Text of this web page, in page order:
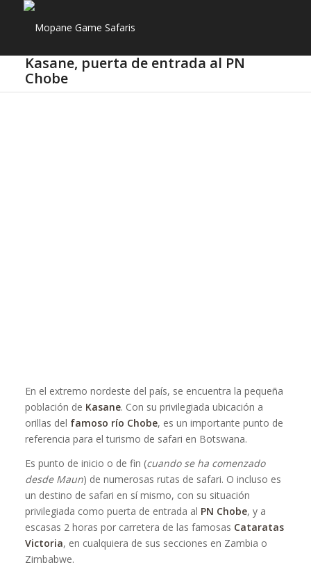
Kasane, puerta de entrada al PN
Chobe
En el extremo nordeste del país, se encuentra la pequeña
población de Kasane. Con su privilegiada ubicación a
orillas del famoso río Chobe, es un importante punto de
referencia para el turismo de safari en Botswana.
Es punto de inicio o de fin (cuando se ha comenzado
desde Maun) de numerosas rutas de safari. O incluso es
un destino de safari en sí mismo, con su situación
privilegiada como puerta de entrada al PN Chobe, y a
escasas 2 horas por carretera de las famosas Cataratas
Victoria, en cualquiera de sus secciones en Zambia o
Zimbabwe.